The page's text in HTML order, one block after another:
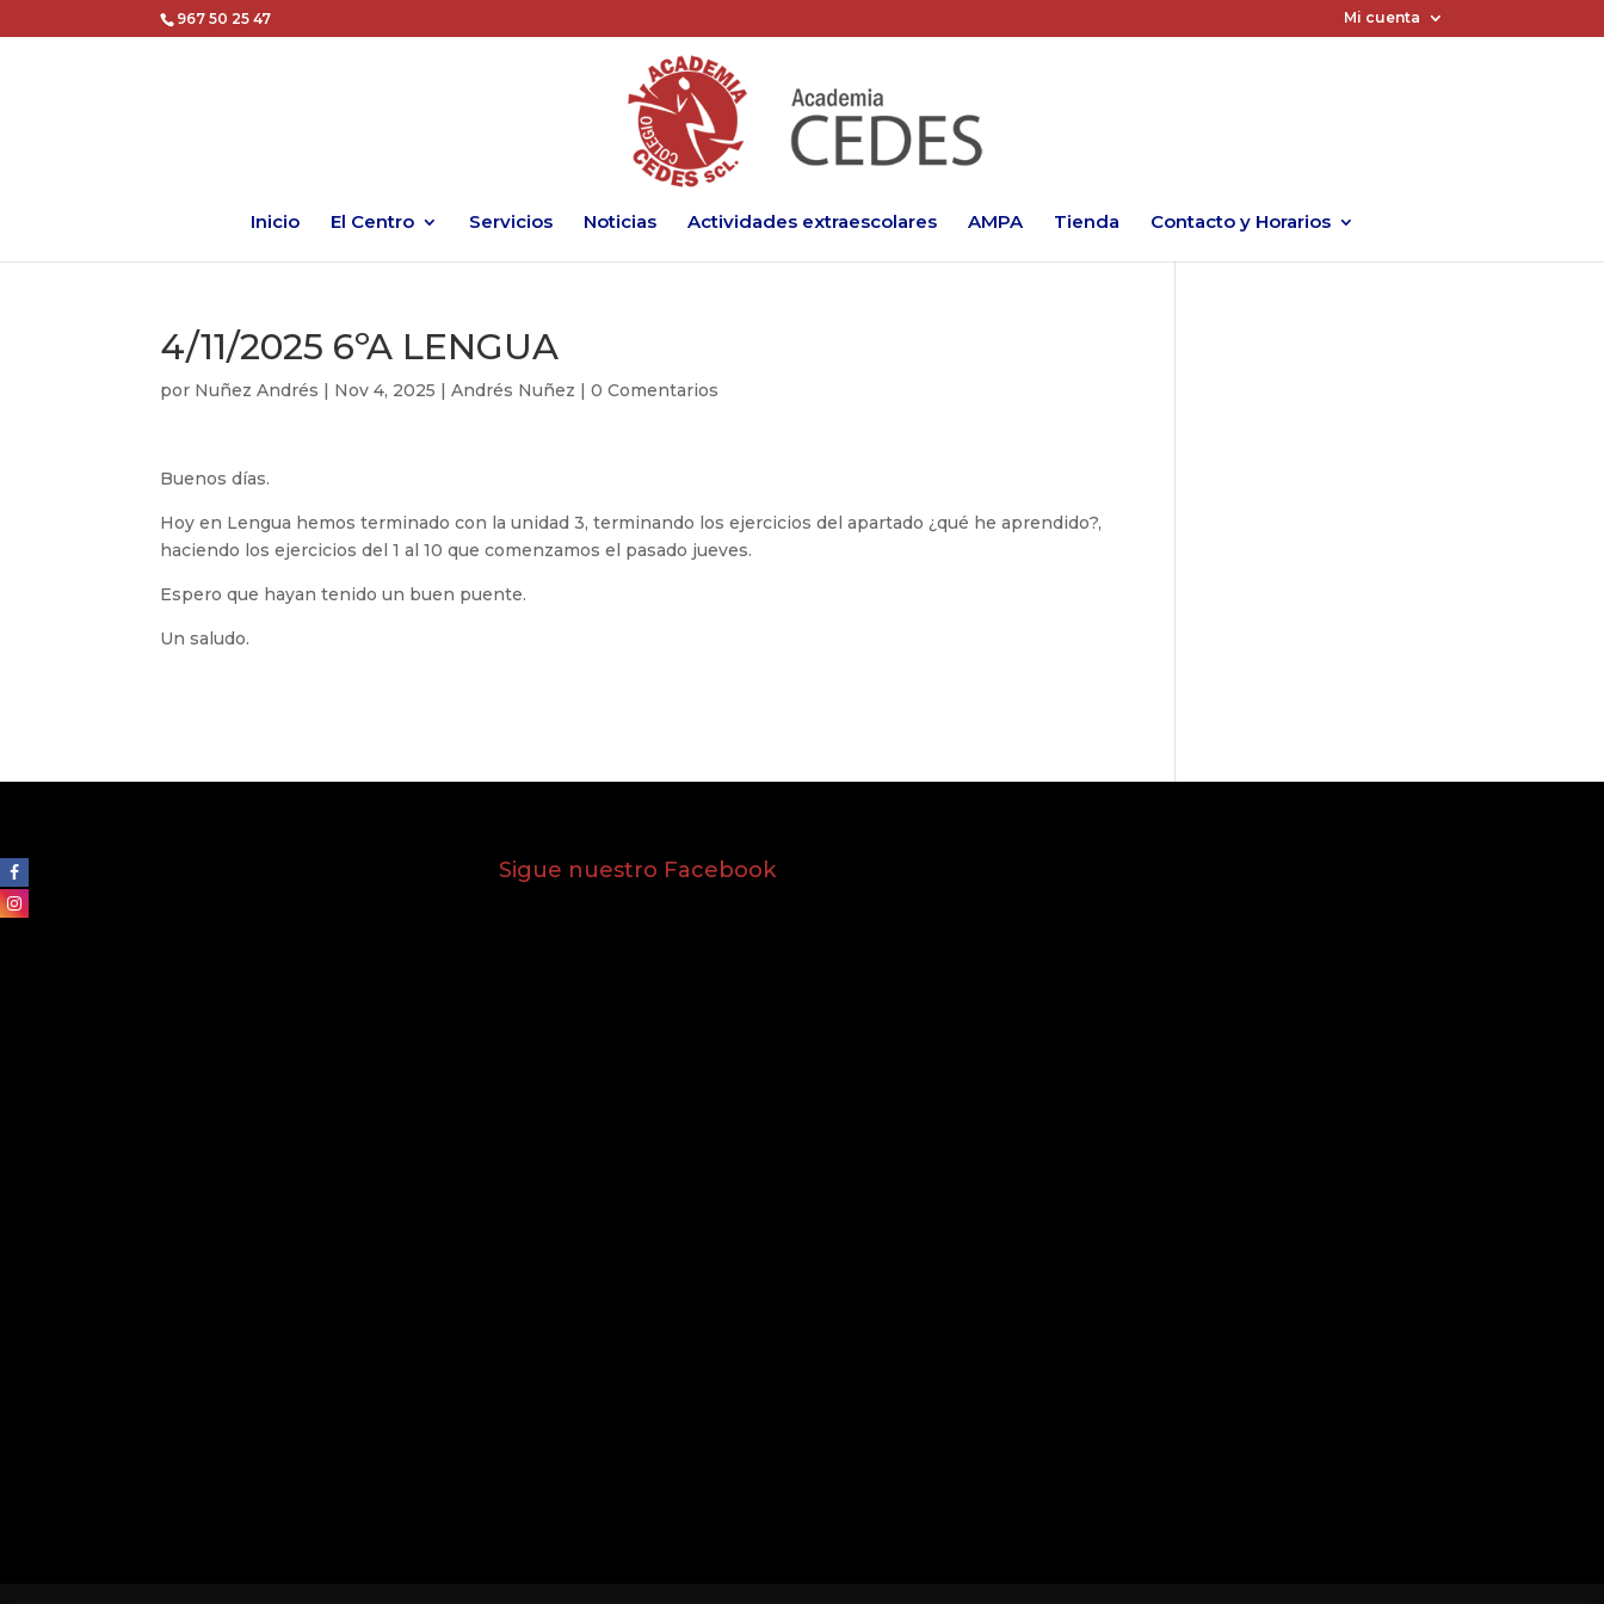
967 50 25 47 Mi cuenta
Inicio El Centro Servicios Noticias Actividades extraescolares AMPA Tienda Contacto y Horarios
4/11/2025 6ºA LENGUA
por Nuñez Andrés | Nov 4, 2025 |Andrés Nuñez |0 Comentarios
Buenos días.
Hoy en Lengua hemos terminado con la unidad 3, terminando los ejercicios del apartado ¿qué he aprendido?,
haciendo los ejercicios del 1 al 10 que comenzamos el pasado jueves.
Espero que hayan tenido un buen puente.
Un saludo.
Sigue nuestro Facebook